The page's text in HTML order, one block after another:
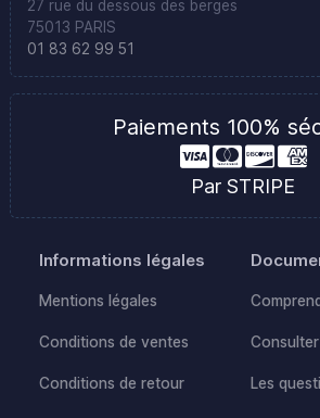
27 rue du dessous des berges
75013 PARIS
01 83 62 99 51
Paiements 100%
Par STRIPE
Informations légales
Mentions légales
Conditions de ventes
Conditions de retour Les